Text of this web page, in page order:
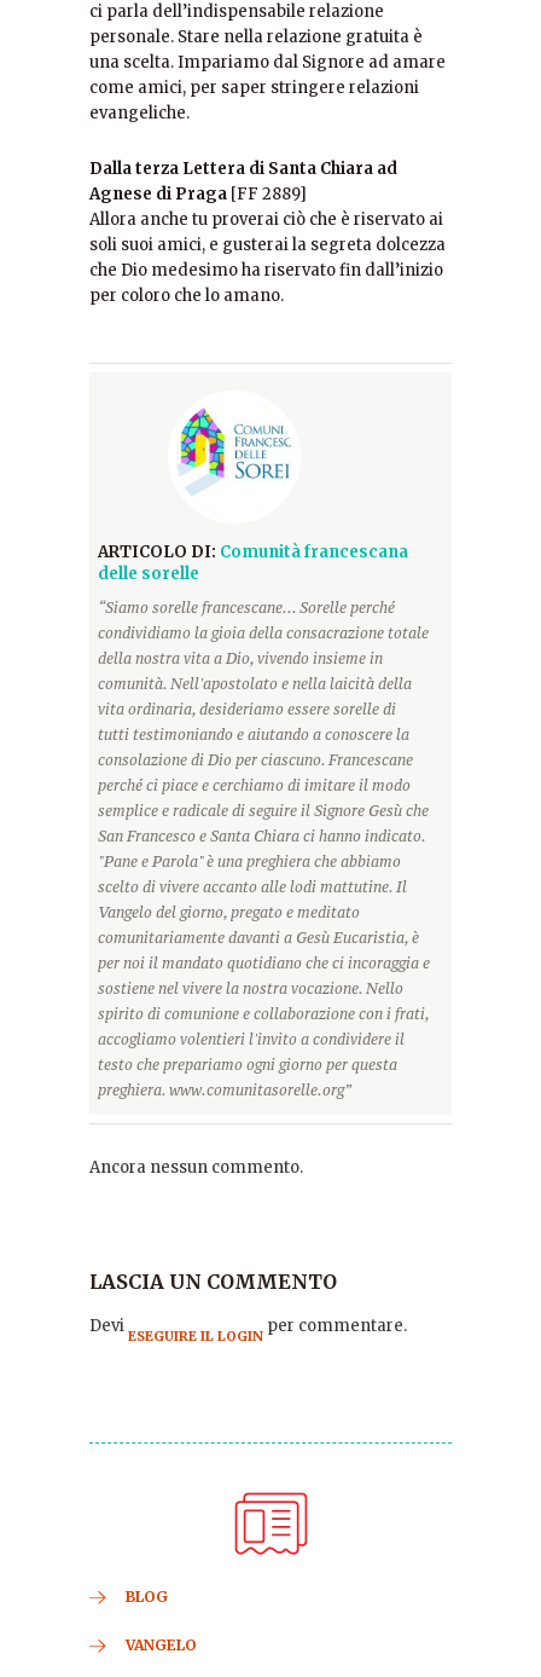
ci parla dell’indispensabile relazione
personale. Stare nella relazione gratuita è
una scelta. Impariamo dal Signore ad amare
come amici, per saper stringere relazioni
evangeliche.
Dalla terza Lettera di Santa Chiara ad
Agnese di Praga [FF 2889]
Allora anche tu proverai ciò che è riservato ai
soli suoi amici, e gusterai la segreta dolcezza
che Dio medesimo ha riservato fin dall’inizio
per coloro che lo amano.
ARTICOLO DI: Comunità francescana
delle sorelle
“Siamo sorelle francescane... Sorelle perché
condividiamo la gioia della consacrazione totale
della nostra vita a Dio, vivendo insieme in
comunità. Nell'apostolato e nella laicità della
vita ordinaria, desideriamo essere sorelle di
tutti testimoniando e aiutando a conoscere la
consolazione di Dio per ciascuno. Francescane
perché ci piace e cerchiamo di imitare il modo
semplice e radicale di seguire il Signore Gesù che
San Francesco e Santa Chiara ci hanno indicato.
"Pane e Parola" è una preghiera che abbiamo
scelto di vivere accanto alle lodi mattutine. Il
Vangelo del giorno, pregato e meditato
comunitariamente davanti a Gesù Eucaristia, è
per noi il mandato quotidiano che ci incoraggia e
sostiene nel vivere la nostra vocazione. Nello
spirito di comunione e collaborazione con i frati,
accogliamo volentieri l'invito a condividere il
testo che prepariamo ogni giorno per questa
preghiera. www.comunitasorelle.org”
Ancora nessun commento.
LASCIA UN COMMENTO
Devi ESEGUIRE IL LOGIN per commentare.
BLOG
VANGELO